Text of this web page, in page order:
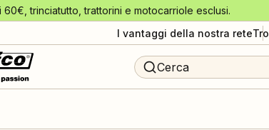
trinciatutto, trattorini e motocarriole esclusi.
I vantaggi della nostra rete
Cerca